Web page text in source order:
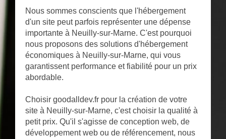
Nous sommes conscients que l'hébergement
d'un site peut parfois représenter une dépense
importante à Neuilly-sur-Marne. C'est pourquoi
nous proposons des solutions d'hébergement
économiques à Neuilly-sur-Marne, qui vous
garantissent performance et fiabilité pour un prix
abordable.
Choisir goodalldev.fr pour la création de votre
site à Neuilly-sur-Marne, c'est choisir la qualité à
petit prix. Qu'il s'agisse de conception web, de
développement web ou de référencement, nous